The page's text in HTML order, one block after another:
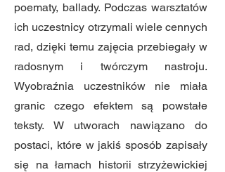
poematy, ballady. Podczas warsztatów
ich uczestnicy otrzymali wiele cennych
rad, dzięki temu zajęcia przebiegały w
radosnym i twórczym nastroju.
Wyobraźnia uczestników nie miała
granic czego efektem są powstałe
teksty. W utworach nawiązano do
postaci, które w jakiś sposób zapisały
się na łamach historii strzyżewickiej